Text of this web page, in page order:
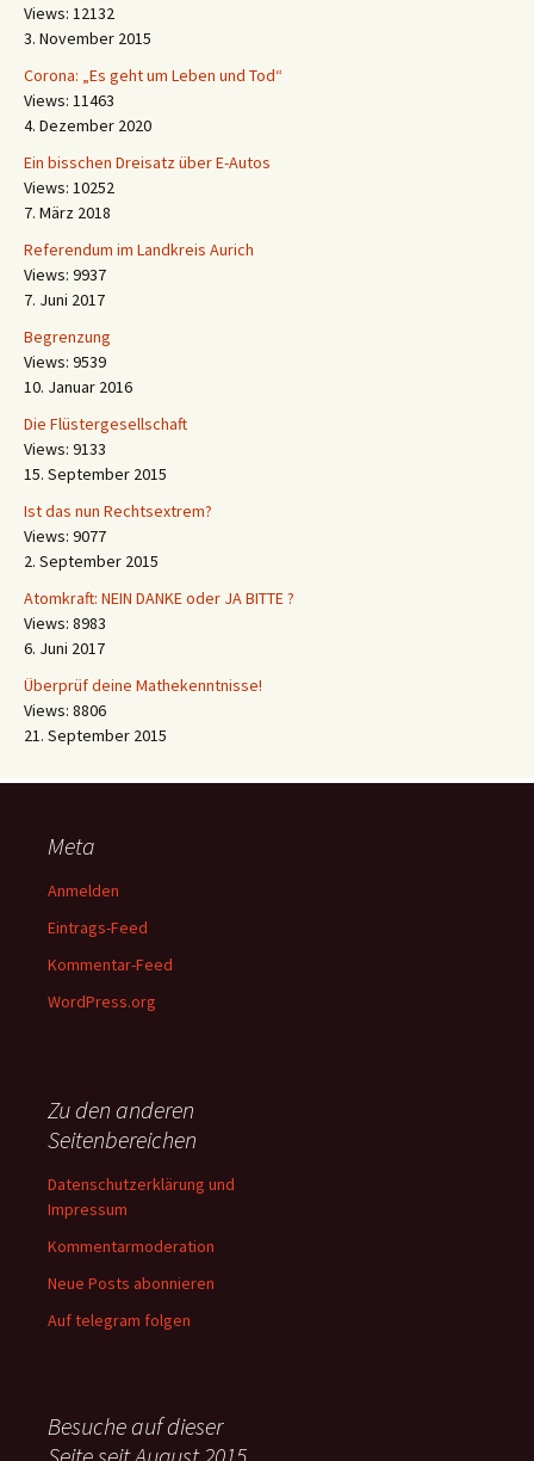
Views: 12132
3. November 2015
Corona: „Es geht um Leben und Tod“
Views: 11463
4. Dezember 2020
Ein bisschen Dreisatz über E-Autos
Views: 10252
7. März 2018
Referendum im Landkreis Aurich
Views: 9937
7. Juni 2017
Begrenzung
Views: 9539
10. Januar 2016
Die Flüstergesellschaft
Views: 9133
15. September 2015
Ist das nun Rechtsextrem?
Views: 9077
2. September 2015
Atomkraft: NEIN DANKE oder JA BITTE ?
Views: 8983
6. Juni 2017
Überprüf deine Mathekenntnisse!
Views: 8806
21. September 2015
Meta
Anmelden
Eintrags-Feed
Kommentar-Feed
WordPress.org
Zu den anderen
Seitenbereichen
Datenschutzerklärung und
Impressum
Kommentarmoderation
Neue Posts abonnieren
Auf telegram folgen
Besuche auf dieser